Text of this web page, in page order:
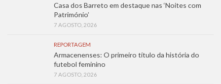
Casa dos Barreto em destaque nas ‘Noites com
Património’
7 AGOSTO, 2026
REPORTAGEM
Armacenenses: O primeiro título da história do
futebol feminino
7 AGOSTO, 2026